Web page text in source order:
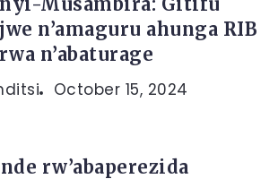
n’amaguru ahunga RIB
n’abaturage
October 15, 2024
rw’abaperezida